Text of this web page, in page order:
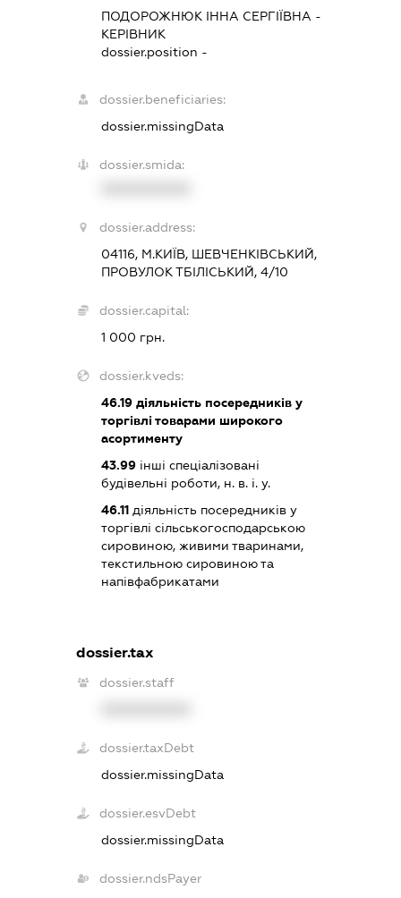
ПОДОРОЖНЮК ІННА СЕРГІЇВНА -
КЕРІВНИК
dossier.position -
dossier.beneficiaries:
dossier.missingData
dossier.smida:
dossier.address:
04116, М.КИЇВ, ШЕВЧЕНКІВСЬКИЙ,
ПРОВУЛОК ТБІЛІСЬКИЙ, 4/10
dossier.capital:
1 000 грн.
dossier.kveds:
46.19 діяльність посередників у
торгівлі товарами широкого
асортименту
43.99 інші спеціалізовані
будівельні роботи, н. в. і. у.
46.11 діяльність посередників у
торгівлі сільськогосподарською
сировиною, живими тваринами,
текстильною сировиною та
напівфабрикатами
dossier.tax
dossier.staff
dossier.taxDebt
dossier.missingData
dossier.esvDebt
dossier.missingData
dossier.ndsPayer